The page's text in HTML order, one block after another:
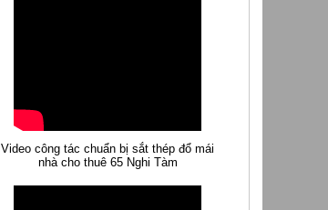
Video công tác chuẩn bị sắt thép đổ mái
nhà cho thuê 65 Nghi Tàm